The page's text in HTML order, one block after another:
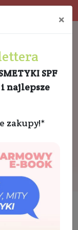
×
SPF
i najlepsze
zakupy!*